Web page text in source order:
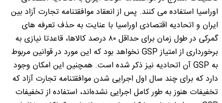
اوراسیا استفاده می کنند. پس از انعقاد موافقتنامه تجارت آزاد بین
ایران و اتحادیه اقتصادی اوراسیا با عنایت به حذف تعرفه های
گمرکی در طول زمان برای حداقل ۸۰ درصد کالاها، قاعدتا نیازی به
برخورداری از امتیاز GSP نخواهد بود که این مورد در قوانین مربوط
به GSP آن اتحادیه نیز ذکر شده است. همچنین این امکان وجود
دارد که برای چند سال اول اجرایی شدن موافقتنامه تجارت آزاد که
تخفیفات هنوز به طور کامل اجرایی نشده‌اند، استفاده از تخفیفات